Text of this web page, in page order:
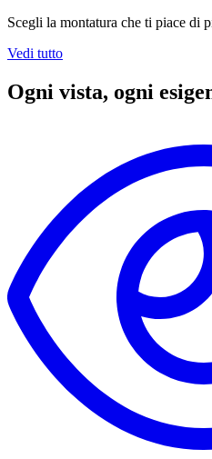
Scegli la montatura che ti piace di
Vedi tutto
Ogni vista, ogni